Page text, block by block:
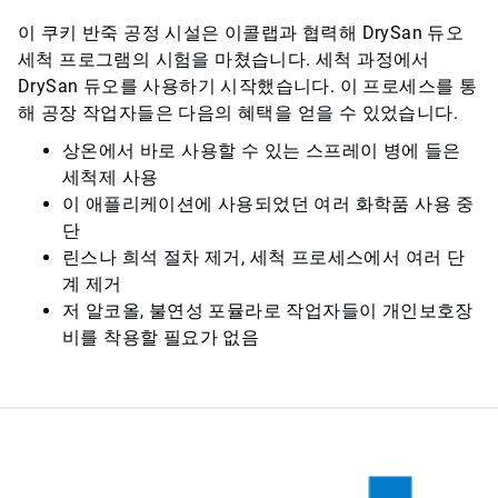
이 쿠키 반죽 공정 시설은 이콜랩과 협력해 DrySan 듀오
세척 프로그램의 시험을 마쳤습니다. 세척 과정에서
DrySan 듀오를 사용하기 시작했습니다. 이 프로세스를 통
해 공장 작업자들은 다음의 혜택을 얻을 수 있었습니다.
상온에서 바로 사용할 수 있는 스프레이 병에 들은
세척제 사용
이 애플리케이션에 사용되었던 여러 화학품 사용 중
단
린스나 희석 절차 제거, 세척 프로세스에서 여러 단
계 제거
저 알코올, 불연성 포뮬라로 작업자들이 개인보호장
비를 착용할 필요가 없음